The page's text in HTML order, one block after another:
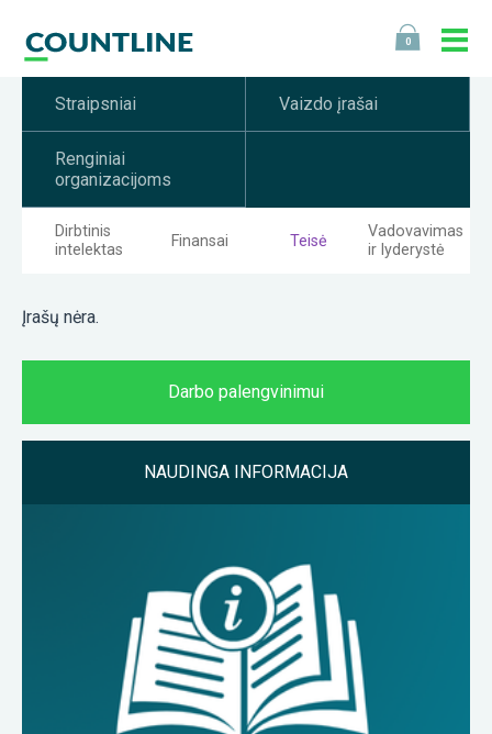
0
Straipsniai Vaizdo įrašai
Renginiai
organizacijoms
Dirbtinis
intelektas
Finansai Teisė
Vadovavimas
ir lyderystė
Įrašų nėra.
Darbo palengvinimui
NAUDINGA INFORMACIJA